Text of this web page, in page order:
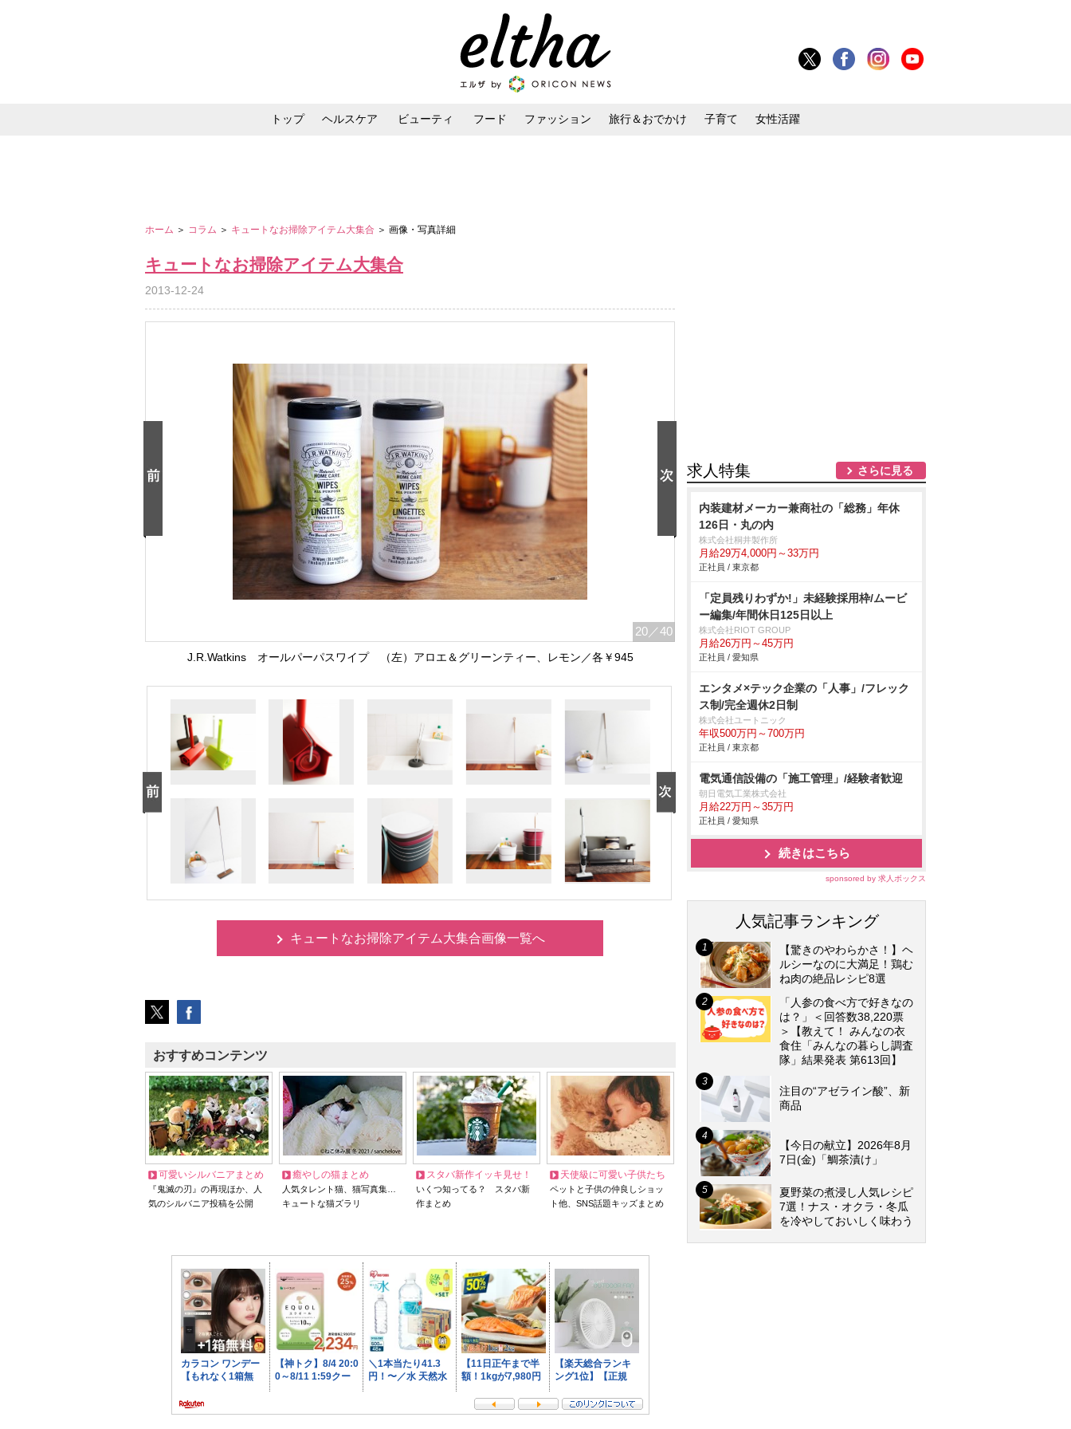
トップ ヘルスケア ビューティ フード ファッション 旅行＆おでかけ 子育て 女性活躍
ホーム ＞ コラム ＞ キュートなお掃除アイテム大集合 ＞ 画像・写真詳細
キュートなお掃除アイテム大集合
2013-12-24
20 ／40
J.R.Watkins オールパーパスワイプ （左）アロエ＆グリーンティー、レモン／各￥945
キュートなお掃除アイテム大集合画像一覧へ
おすすめコンテンツ
可愛いシルバニアまとめ
『鬼滅の刃』の再現ほか、人
気のシルバニア投稿を公開
癒やしの猫まとめ
人気タレント猫、猫写真集…
キュートな猫ズラリ
スタバ新作イッキ見せ！
いくつ知ってる？ スタバ新
作まとめ
天使級に可愛い子供たち
ペットと子供の仲良しショッ
ト他、SNS話題キッズまとめ
求人特集 さらに見る
内装建材メーカー兼商社の「総務」年休
126日・丸の内
株式会社桐井製作所
月給29万4,000円～33万円
正社員 / 東京都
「定員残りわずか!」未経験採用枠/ムービ
ー編集/年間休日125日以上
株式会社RIOT GROUP
月給26万円～45万円
正社員 / 愛知県
エンタメ×テック企業の「人事」/フレック
ス制/完全週休2日制
株式会社ユートニック
年収500万円～700万円
正社員 / 東京都
電気通信設備の「施工管理」/経験者歓迎
朝日電気工業株式会社
月給22万円～35万円
正社員 / 愛知県
続きはこちら
sponsored by 求人ボックス
人気記事ランキング
【驚きのやわらかさ！】ヘ
ルシーなのに大満足！鶏む
ね肉の絶品レシピ8選
「人参の食べ方で好きなの
は？」＜回答数38,220票
＞【教えて！ みんなの衣
食住「みんなの暮らし調査
隊」結果発表 第613回】
注目の“アゼライン酸”、新
商品
【今日の献立】2026年8月
7日(金)「鯛茶漬け」
夏野菜の煮浸し人気レシピ
7選！ナス・オクラ・冬瓜
を冷やしておいしく味わう